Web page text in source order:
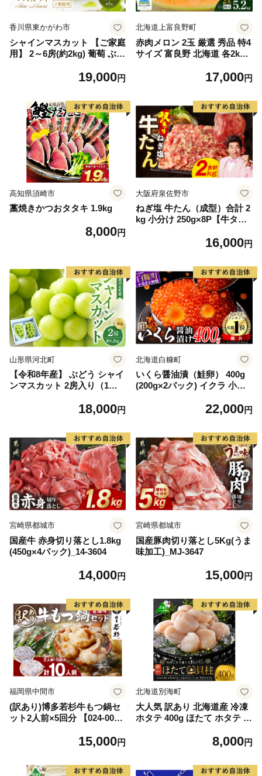
香川県東かがわ市
シャインマスカット 【ご家庭
用】 2～6房(約2kg) 葡萄 ぶど
もの 果実 旬の果物 旬のフル
19,000円
北海道上富良野町
赤肉メロン 2玉 厳選 秀品 特4
サイズ 富良野 北海道 各2kg
富良野 メロン めろん 果物 く
17,000円
高知県須崎市
藁焼きかつおタタキ 1.9kg
8,000円
大阪府泉佐野市
ねぎ塩 牛たん（成型）合計 2
kg 小分け 250g×8P【牛タン
16,000円
山形県河北町
【令和8年産】 ぶどう シャイ
ンマスカット 2房入り（1房6
産【山形eLab】 ka074-023-r
18,000円
北海道白糠町
いくら醤油漬（鮭卵） 400g
(200g×2パック) イクラ 小分
くら醤油漬け 鮭 鮭卵 ikura
大好評品 北海道 白糠町
22,000円
宮崎県都城市
国産牛 赤身切り落とし1.8kg
(450g×4パック)_14-3604
14,000円
宮崎県都城市
国産豚肉切り落とし5Kg(うま
味加工)_MJ-3647
15,000円
福岡県中間市
(訳あり)博多若杉牛もつ鍋セ
ット2人前×5回分 【024-002
15,000円
北海道別海町
大人気 訳あり 北海道産 冷凍
ホタテ 400g ほたて ホタテ 帆
8,000円